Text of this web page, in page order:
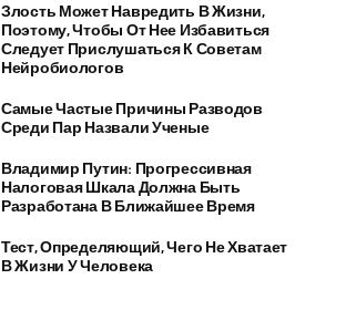
Злость Может Навредить В Жизни,
Поэтому, Чтобы От Нее Избавиться
Следует Прислушаться К Советам
Нейробиологов
Самые Частые Причины Разводов
Среди Пар Назвали Ученые
Владимир Путин: Прогрессивная
Налоговая Шкала Должна Быть
Разработана В Ближайшее Время
Тест, Определяющий, Чего Не Хватает
В Жизни У Человека